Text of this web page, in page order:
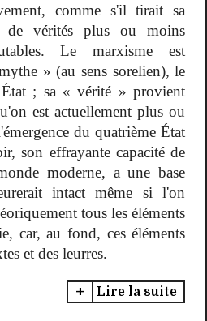
comme s'il tirait sa
de vérités plus ou moins
Le marxisme est
» (au sens sorelien), le
; sa « vérité » provient
est actuellement plus ou
du quatrième État
son effrayante capacité de
moderne, a une base
intact même si l'on
tous les éléments
car, au fond, ces éléments
et des leurres.
Lire la suite